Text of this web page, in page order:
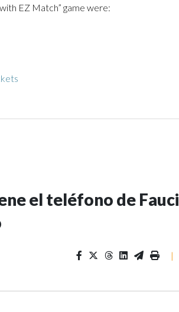
EZ Match” game were:
el teléfono de Fauci
|